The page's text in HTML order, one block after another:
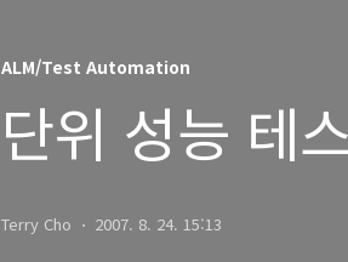
ALM/Test Automation
단위 성능 테
Terry Cho 2007. 8. 24. 15:13